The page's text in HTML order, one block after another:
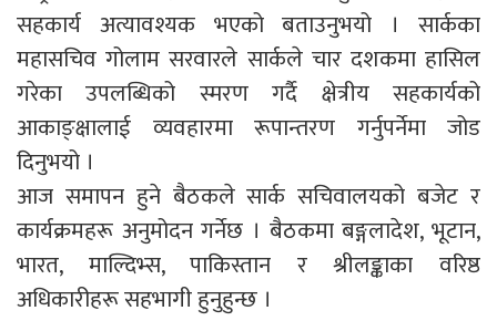
सहकार्य अत्यावश्यक भएको बताउनुभयो । सार्कका
महासचिव गोलाम सरवारले सार्कले चार दशकमा हासिल
गरेका उपलब्धिको स्मरण गर्दै क्षेत्रीय सहकार्यको
आकाङ्क्षालाई व्यवहारमा रूपान्तरण गर्नुपर्नेमा जोड
दिनुभयो ।
आज समापन हुने बैठकले सार्क सचिवालयको बजेट र
कार्यक्रमहरू अनुमोदन गर्नेछ । बैठकमा बङ्गलादेश, भूटान,
भारत, माल्दिभ्स, पाकिस्तान र श्रीलङ्काका वरिष्ठ
अधिकारीहरू सहभागी हुनुहुन्छ ।